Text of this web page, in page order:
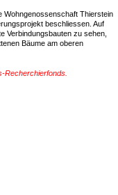
Wohngenossenschaft Thierstein
beschliessen. Auf
Verbindungsbauten zu sehen,
Bäume am oberen
Recherchierfonds.